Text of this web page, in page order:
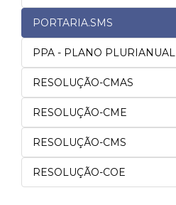
PORTARIA.SMS
PPA - PLANO PLURIANUAL
RESOLUÇÃO-CMAS
RESOLUÇÃO-CME
RESOLUÇÃO-CMS
RESOLUÇÃO-COE